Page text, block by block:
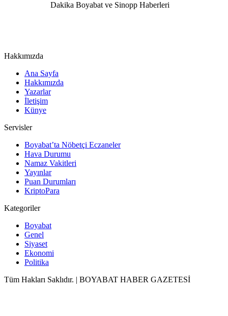
Hakkımızda
Ana Sayfa
Hakkımızda
Yazarlar
İletişim
Künye
Servisler
Boyabat’ta Nöbetçi Eczaneler
Hava Durumu
Namaz Vakitleri
Yayınlar
Puan Durumları
KriptoPara
Kategoriler
Boyabat
Genel
Siyaset
Ekonomi
Politika
Tüm Hakları Saklıdır. | BOYABAT HABER GAZETESİ